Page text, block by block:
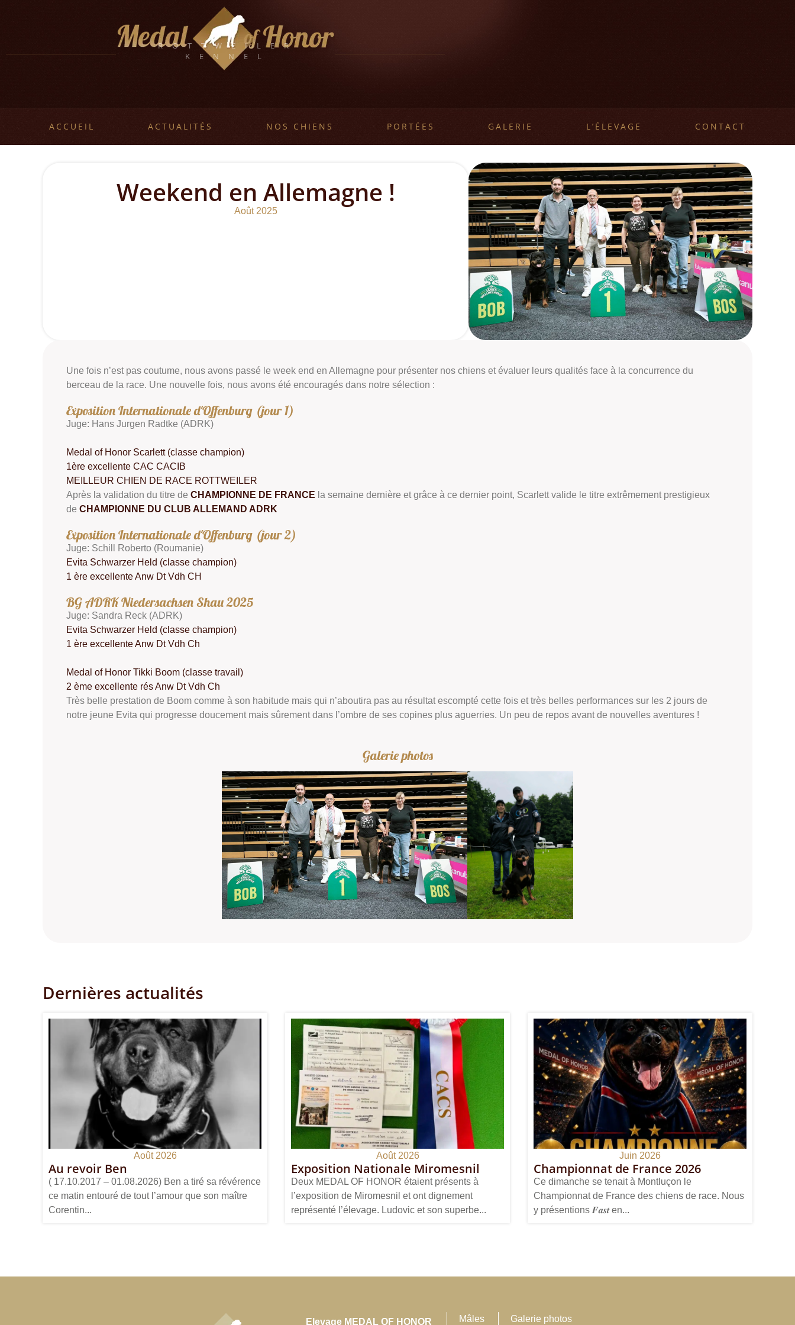
ROTTWEILER
KENNEL
ACCUEIL ACTUALITÉS NOS CHIENS PORTÉES GALERIE L’ÉLEVAGE CONTACT
Weekend en Allemagne !
Août 2025
Une fois n’est pas coutume, nous avons passé le week end en Allemagne pour présenter nos chiens et évaluer leurs qualités face à la concurrence du
berceau de la race. Une nouvelle fois, nous avons été encouragés dans notre sélection :
Exposition Internationale d'Offenburg (jour 1)
Juge: Hans Jurgen Radtke (ADRK)
Medal of Honor Scarlett (classe champion)
1ère excellente CAC CACIB
MEILLEUR CHIEN DE RACE ROTTWEILER
Après la validation du titre de CHAMPIONNE DE FRANCE la semaine dernière et grâce à ce dernier point, Scarlett valide le titre extrêmement prestigieux
de CHAMPIONNE DU CLUB ALLEMAND ADRK
Exposition Internationale d'Offenburg (jour 2)
Juge: Schill Roberto (Roumanie)
Evita Schwarzer Held (classe champion)
1 ère excellente Anw Dt Vdh CH
BG ADRK Niedersachsen Shau 2025
Juge: Sandra Reck (ADRK)
Evita Schwarzer Held (classe champion)
1 ère excellente Anw Dt Vdh Ch
Medal of Honor Tikki Boom (classe travail)
2 ème excellente rés Anw Dt Vdh Ch
Très belle prestation de Boom comme à son habitude mais qui n’aboutira pas au résultat escompté cette fois et très belles performances sur les 2 jours de
notre jeune Evita qui progresse doucement mais sûrement dans l’ombre de ses copines plus aguerries. Un peu de repos avant de nouvelles aventures !
Dernières actualités
Août 2026
Au revoir Ben
( 17.10.2017 – 01.08.2026) Ben a tiré sa révérence
ce matin entouré de tout l’amour que son maître
Corentin...
Août 2026
Exposition Nationale Miromesnil
Deux MEDAL OF HONOR étaient présents à
l’exposition de Miromesnil et ont dignement
représenté l’élevage. Ludovic et son superbe...
Juin 2026
Championnat de France 2026
Ce dimanche se tenait à Montluçon le
Championnat de France des chiens de race. Nous
y présentions 𝑭𝒂𝒔𝒕 en...
Elevage MEDAL OF HONOR Mâles Galerie photos